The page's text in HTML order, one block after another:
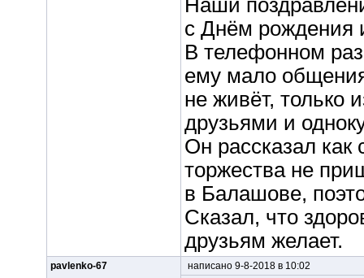
Наши
с Днём рождения
В телефонном
ему мало
не живёт, только
друзьями и
Он рассказал
торжества не
в Балашове,
Сказал, что
друзьям желает.
pavlenko-67 написано 9-8-2018 в 10:02